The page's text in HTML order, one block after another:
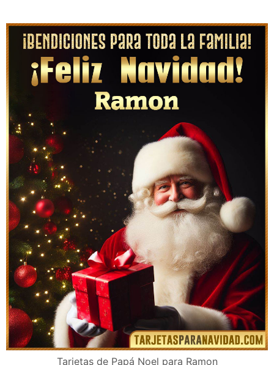
Tarjetas de Papá Noel para Ramon